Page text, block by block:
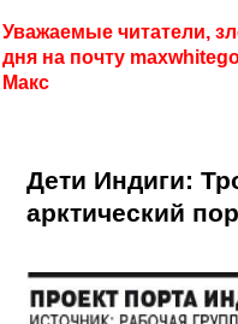
Уважаемые читатели,
дня на почту
Макс
Дети Индиги:
арктический